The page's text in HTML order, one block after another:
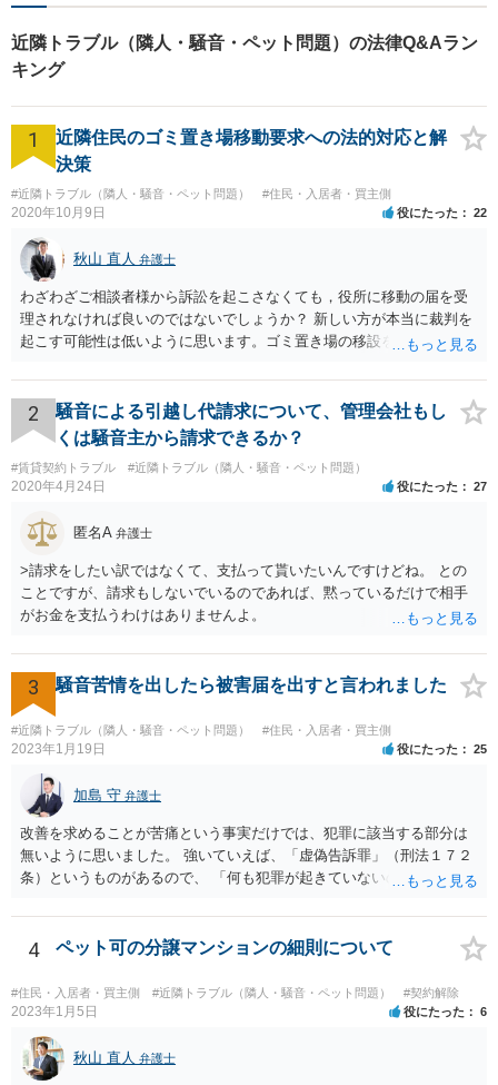
ら、お気軽にご相談くださ
い。
近隣トラブル（隣人・騒音・ペット問題）の法律Q&Aラン
キング
1
近隣住民のゴミ置き場移動要求への法的対応と解
決策
#近隣トラブル（隣人・騒音・ペット問題） #住民・入居者・買主側
2020年10月9日 役にたった 22
秋山 直人 弁護士
わざわざご相談者様から訴訟を起こさなくても，役所に移動の届を受
理されなければ良いのではないでしょうか？ 新しい方が本当に裁判を
起こす可能性は低いように思います。ゴミ置き場の移設を求める法的
2
騒音による引越し代請求について、管理会社もし
くは騒音主から請求できるか？
#賃貸契約トラブル #近隣トラブル（隣人・騒音・ペット問題）
2020年4月24日 役にたった 27
匿名A 弁護士
>請求をしたい訳ではなくて、支払って貰いたいんですけどね。 との
ことですが、請求もしないでいるのであれば、黙っているだけで相手
がお金を支払うわけはありませんよ。
3 騒音苦情を出したら被害届を出すと言われました
#近隣トラブル（隣人・騒音・ペット問題） #住民・入居者・買主側
2023年1月19日 役にたった 25
加島 守 弁護士
改善を求めることが苦痛という事実だけでは、犯罪に該当する部分は
無いように思いました。 強いていえば、「虚偽告訴罪」（刑法１７２
条）というものがあるので、 「何も犯罪が起きていないのにワザと警
しれませんが、警察が信じる可能性は低いのではないでしょうか。
4 ペット可の分譲マンションの細則について
#住民・入居者・買主側 #近隣トラブル（隣人・騒音・ペット問題） #契約解除
2023年1月5日 役にたった 6
秋山 直人 弁護士